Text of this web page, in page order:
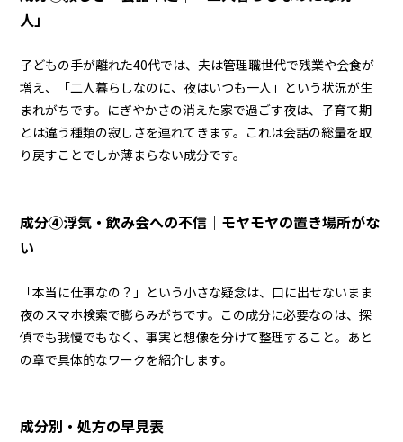
人」
子どもの手が離れた40代では、夫は管理職世代で残業や会食が
増え、「二人暮らしなのに、夜はいつも一人」という状況が生
まれがちです。にぎやかさの消えた家で過ごす夜は、子育て期
とは違う種類の寂しさを連れてきます。これは会話の総量を取
り戻すことでしか薄まらない成分です。
成分④浮気・飲み会への不信｜モヤモヤの置き場所がな
い
「本当に仕事なの？」という小さな疑念は、口に出せないまま
夜のスマホ検索で膨らみがちです。この成分に必要なのは、探
偵でも我慢でもなく、事実と想像を分けて整理すること。あと
の章で具体的なワークを紹介します。
成分別・処方の早見表